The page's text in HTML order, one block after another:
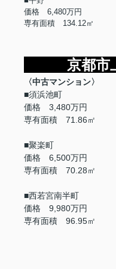
価格 6,480万円
専有面積 134.12㎡
京都市
〈中古マンション〉
■須浜池町
価格 3,480万円
専有面積 71.86㎡
■聚楽町
価格 6,500万円
専有面積 70.28㎡
■西若宮南半町
価格 9,980万円
専有面積 96.95㎡